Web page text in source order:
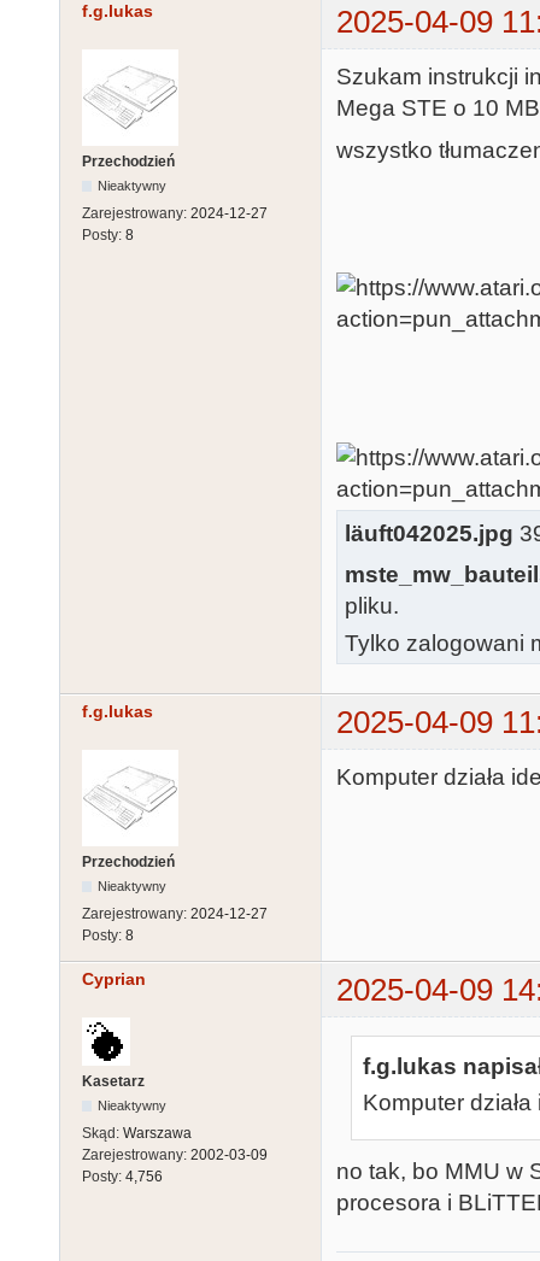
f.g.lukas 2025-04-09
Przechodzień
Nieaktywny
Zarejestrowany: 2024-12-27
Posty: 8
Szukam instrukcji
Mega STE o 10
wszystko
läuft042025.jpg
pliku.
Tylko zalogowani
f.g.lukas 2025-04-09
Przechodzień
Nieaktywny
Zarejestrowany: 2024-12-27
Posty: 8
Komputer działa
Cyprian 2025-04-09
Kasetarz
Nieaktywny
Skąd: Warszawa
Zarejestrowany: 2002-03-09
Posty: 4,756
f.g.lukas
Komputer
no tak, bo MMU w
procesora i